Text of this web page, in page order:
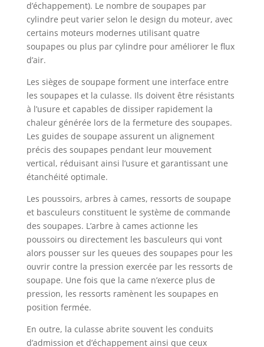
d’échappement). Le nombre de soupapes par
cylindre peut varier selon le design du moteur, avec
certains moteurs modernes utilisant quatre
soupapes ou plus par cylindre pour améliorer le flux
d’air.
Les sièges de soupape forment une interface entre
les soupapes et la culasse. Ils doivent être résistants
à l’usure et capables de dissiper rapidement la
chaleur générée lors de la fermeture des soupapes.
Les guides de soupape assurent un alignement
précis des soupapes pendant leur mouvement
vertical, réduisant ainsi l’usure et garantissant une
étanchéité optimale.
Les poussoirs, arbres à cames, ressorts de soupape
et basculeurs constituent le système de commande
des soupapes. L’arbre à cames actionne les
poussoirs ou directement les basculeurs qui vont
alors pousser sur les queues des soupapes pour les
ouvrir contre la pression exercée par les ressorts de
soupape. Une fois que la came n’exerce plus de
pression, les ressorts ramènent les soupapes en
position fermée.
En outre, la culasse abrite souvent les conduits
d’admission et d’échappement ainsi que ceux